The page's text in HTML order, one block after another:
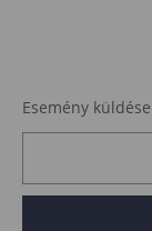
Esemény